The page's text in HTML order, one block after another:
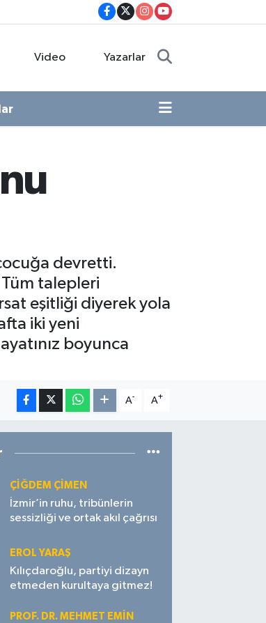
Video Yazarlar
devretti.
talepleri
eşitliği diyerek yola
iki yeni
boyunca
A- A+
ÇIĞDEM ÇIMEN
İzmir’in ruhu, tribünlerin
sessizliği ve ortak akıl çağrısı
EROL YARAŞ
Kılıçdaroğlu, partiyi dizayn
etmeden kurultaya gitmez!
PROF. DR. MEHMET EMIN